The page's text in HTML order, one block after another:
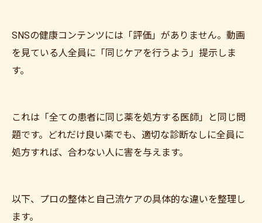
SNSの健康コンテンツには「評価」がありません。動画
を見ている人全員に「同じケアを行うよう」提示しま
す。
これは「全ての患者に同じ薬を処方する医師」と同じ問
題です。どれだけ良い薬でも、適切な診断なしに全員に
処方すれば、合わない人に害を与えます。
以下、プロの整体と自己流ケアの具体的な違いを整理し
ます。